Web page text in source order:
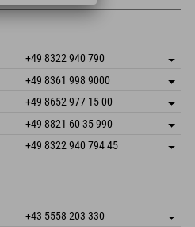
+49 8322 940 790
Adresse speichern
Anreiseinfos
Buchen
+49 8361 998 9000
Adresse speichern
Buchen
+49 8652 977 15 00
Adresse speichern
Anreiseinfos
Buchen
+49 8821 60 35 990
Adresse speichern
+49 8322 940 794 45
+43 5558 203 330